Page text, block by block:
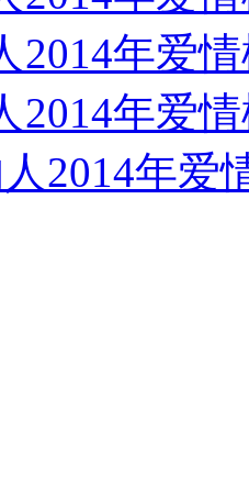
2014年爱
2014年爱
2014年爱
2014年爱